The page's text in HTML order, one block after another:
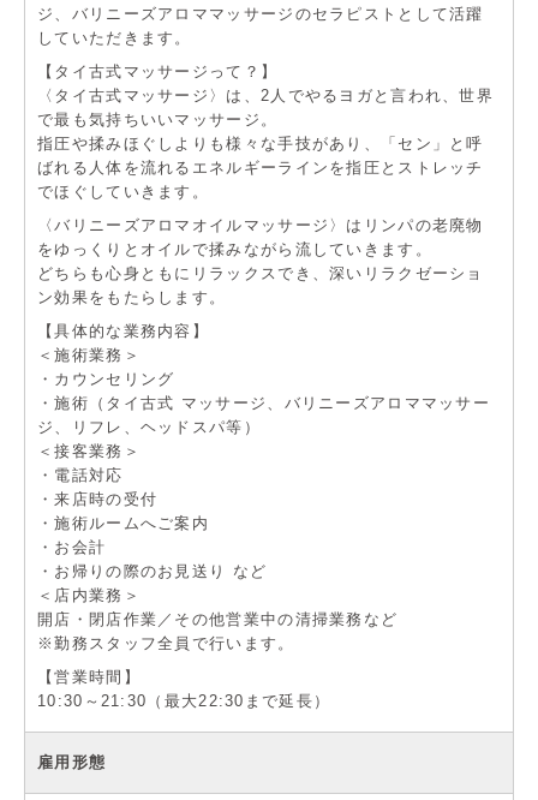
ジ、バリニーズアロママッサージのセラピストとして活躍
していただきます。
【タイ古式マッサージって？】
〈タイ古式マッサージ〉は、2人でやるヨガと言われ、世界
で最も気持ちいいマッサージ。
指圧や揉みほぐしよりも様々な手技があり、「セン」と呼
ばれる人体を流れるエネルギーラインを指圧とストレッチ
でほぐしていきます。
〈バリニーズアロマオイルマッサージ〉はリンパの老廃物
をゆっくりとオイルで揉みながら流していきます。
どちらも心身ともにリラックスでき、深いリラクゼーショ
ン効果をもたらします。
【具体的な業務内容】
＜施術業務＞
・カウンセリング
・施術（タイ古式 マッサージ、バリニーズアロママッサー
ジ、リフレ、ヘッドスパ等）
＜接客業務＞
・電話対応
・来店時の受付
・施術ルームへご案内
・お会計
・お帰りの際のお見送り など
＜店内業務＞
開店・閉店作業／その他営業中の清掃業務など
※勤務スタッフ全員で行います。
【営業時間】
10:30～21:30（最大22:30まで延長）
雇用形態